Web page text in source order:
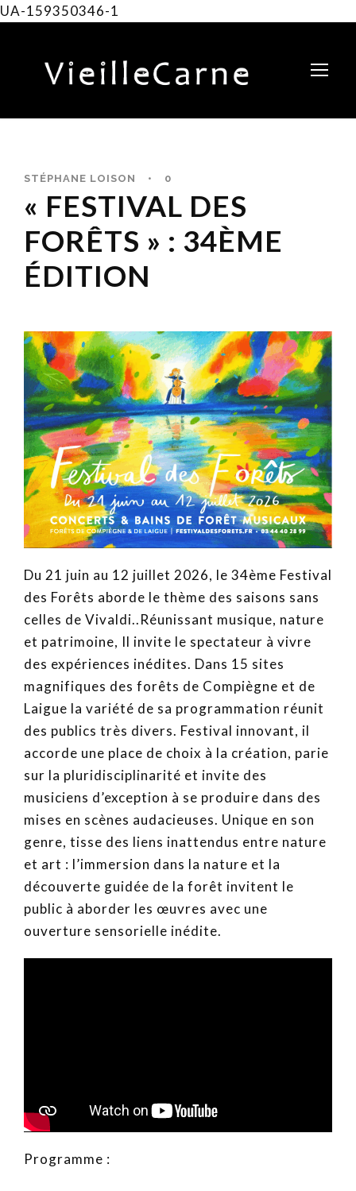
UA-159350346-1
STÉPHANE LOISON • 0
« FESTIVAL DES
FORÊTS » : 34ÈME
ÉDITION
Du 21 juin au 12 juillet 2026, le 34ème Festival
des Forêts aborde le thème des saisons sans
celles de Vivaldi..Réunissant musique, nature
et patrimoine, Il invite le spectateur à vivre
des expériences inédites. Dans 15 sites
magnifiques des forêts de Compiègne et de
Laigue la variété de sa programmation réunit
des publics très divers. Festival innovant, il
accorde une place de choix à la création, parie
sur la pluridisciplinarité et invite des
musiciens d’exception à se produire dans des
mises en scènes audacieuses. Unique en son
genre, tisse des liens inattendus entre nature
et art : l’immersion dans la nature et la
découverte guidée de la forêt invitent le
public à aborder les œuvres avec une
ouverture sensorielle inédite.
Programme :